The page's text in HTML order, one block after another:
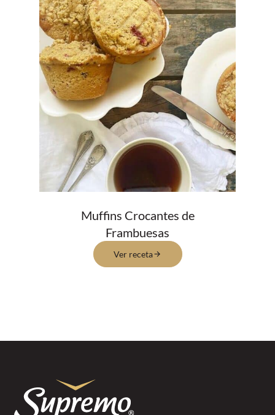
Muffins Crocantes de
Frambuesas
Ver receta